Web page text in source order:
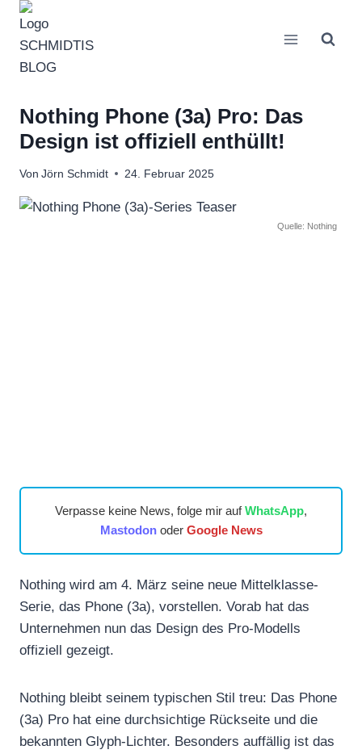
Zum
Inhalt
springen
Nothing Phone (3a) Pro: Das
Design ist offiziell enthüllt!
Von Jörn Schmidt 24. Februar 2025
Quelle: Nothing
Verpasse keine News, folge mir aufWhatsApp,
Mastodonoder Google News
Nothing wird am 4. März seine neue Mittelklasse-
Serie, das Phone (3a), vorstellen. Vorab hat das
Unternehmen nun das Design des Pro-Modells
offiziell gezeigt.
Nothing bleibt seinem typischen Stil treu: Das Phone
(3a) Pro hat eine durchsichtige Rückseite und die
bekannten Glyph-Lichter. Besonders auffällig ist das